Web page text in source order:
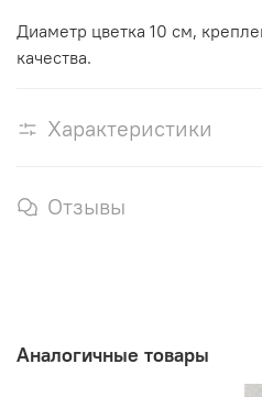
Диаметр цветка 10 см,
качества.
Характеристики
Отзывы
Аналогичные товары